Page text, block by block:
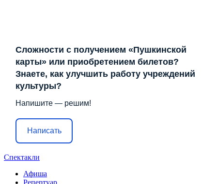
Сложности с получением «Пушкинской
карты» или приобретением билетов?
Знаете, как улучшить работу учреждений
культуры?
Напишите — решим!
Написать
Спектакли
Афиша
Репертуар